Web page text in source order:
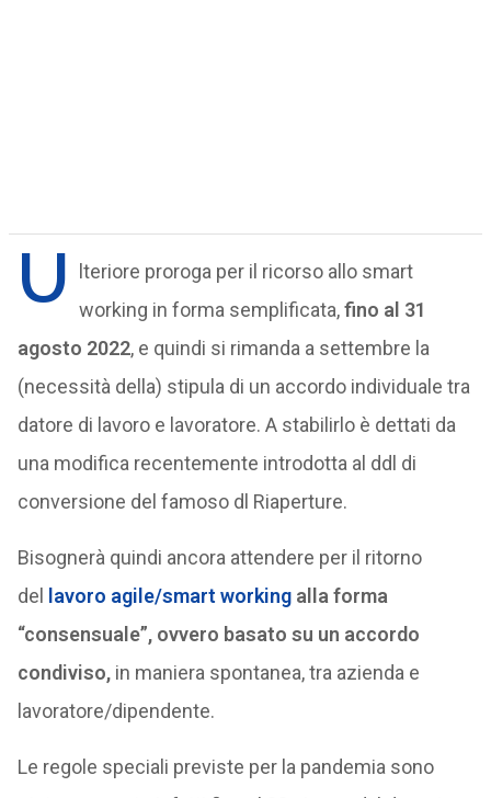
U
lteriore proroga per il ricorso allo smart
working in forma semplificata,fino al 31
agosto 2022, e quindi si rimanda a settembre la
(necessità della) stipula di un accordo individuale tra
datore di lavoro e lavoratore. A stabilirlo è dettati da
una modifica recentemente introdotta al ddl di
conversione del famoso dl Riaperture.
Bisognerà quindi ancora attendere per il ritorno
del
lavoro agile/smart workingalla forma
“consensuale”, ovvero basato su un accordo
condiviso,in maniera spontanea, tra azienda e
lavoratore/dipendente.
Le regole speciali previste per la pandemia sono